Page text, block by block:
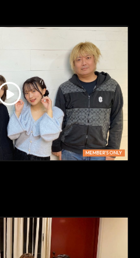
MEMBER'S ONLY